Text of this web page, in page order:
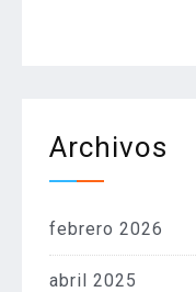
Archivos
febrero 2026
abril 2025